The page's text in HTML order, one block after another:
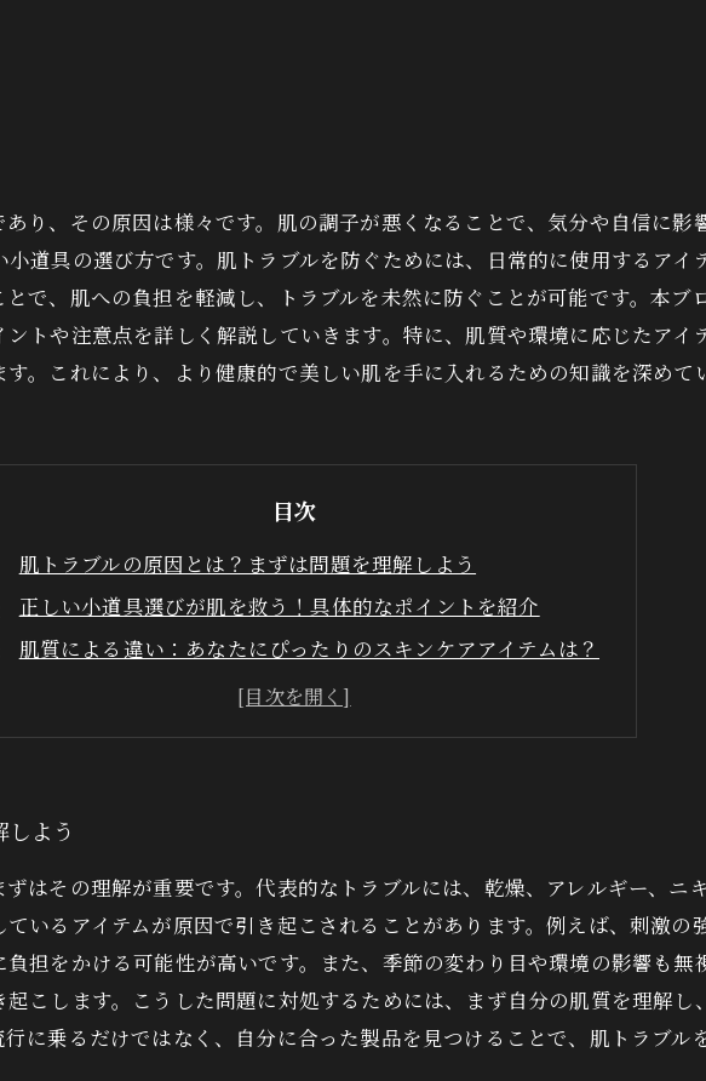
り、その原因は様々です。肌の調子が悪くなることで、気分や自信に影
道具の選び方です。肌トラブルを防ぐためには、日常的に使用するアイ
で、肌への負担を軽減し、トラブルを未然に防ぐことが可能です。本ブ
トや注意点を詳しく解説していきます。特に、肌質や環境に応じたアイ
。これにより、より健康的で美しい肌を手に入れるための知識を深めて
目次
肌トラブルの原因とは？まずは問題を理解しよう
正しい小道具選びが肌を救う！具体的なポイントを紹介
肌質による違い：あなたにぴったりのスキンケアアイテムは？
環境に合わせたアイテム選び：外的要因から肌を守る
気軽に取り入れられる小道具一覧：これであなたの肌も安心
美しい肌を手に入れるための小道具選びを振り返る
よう
はその理解が重要です。代表的なトラブルには、乾燥、アレルギー、ニ
いるアイテムが原因で引き起こされることがあります。例えば、刺激の
担をかける可能性が高いです。また、季節の変わり目や環境の影響も無
こします。こうした問題に対処するためには、まず自分の肌質を理解し
に乗るだけではなく、自分に合った製品を見つけることで、肌トラブル